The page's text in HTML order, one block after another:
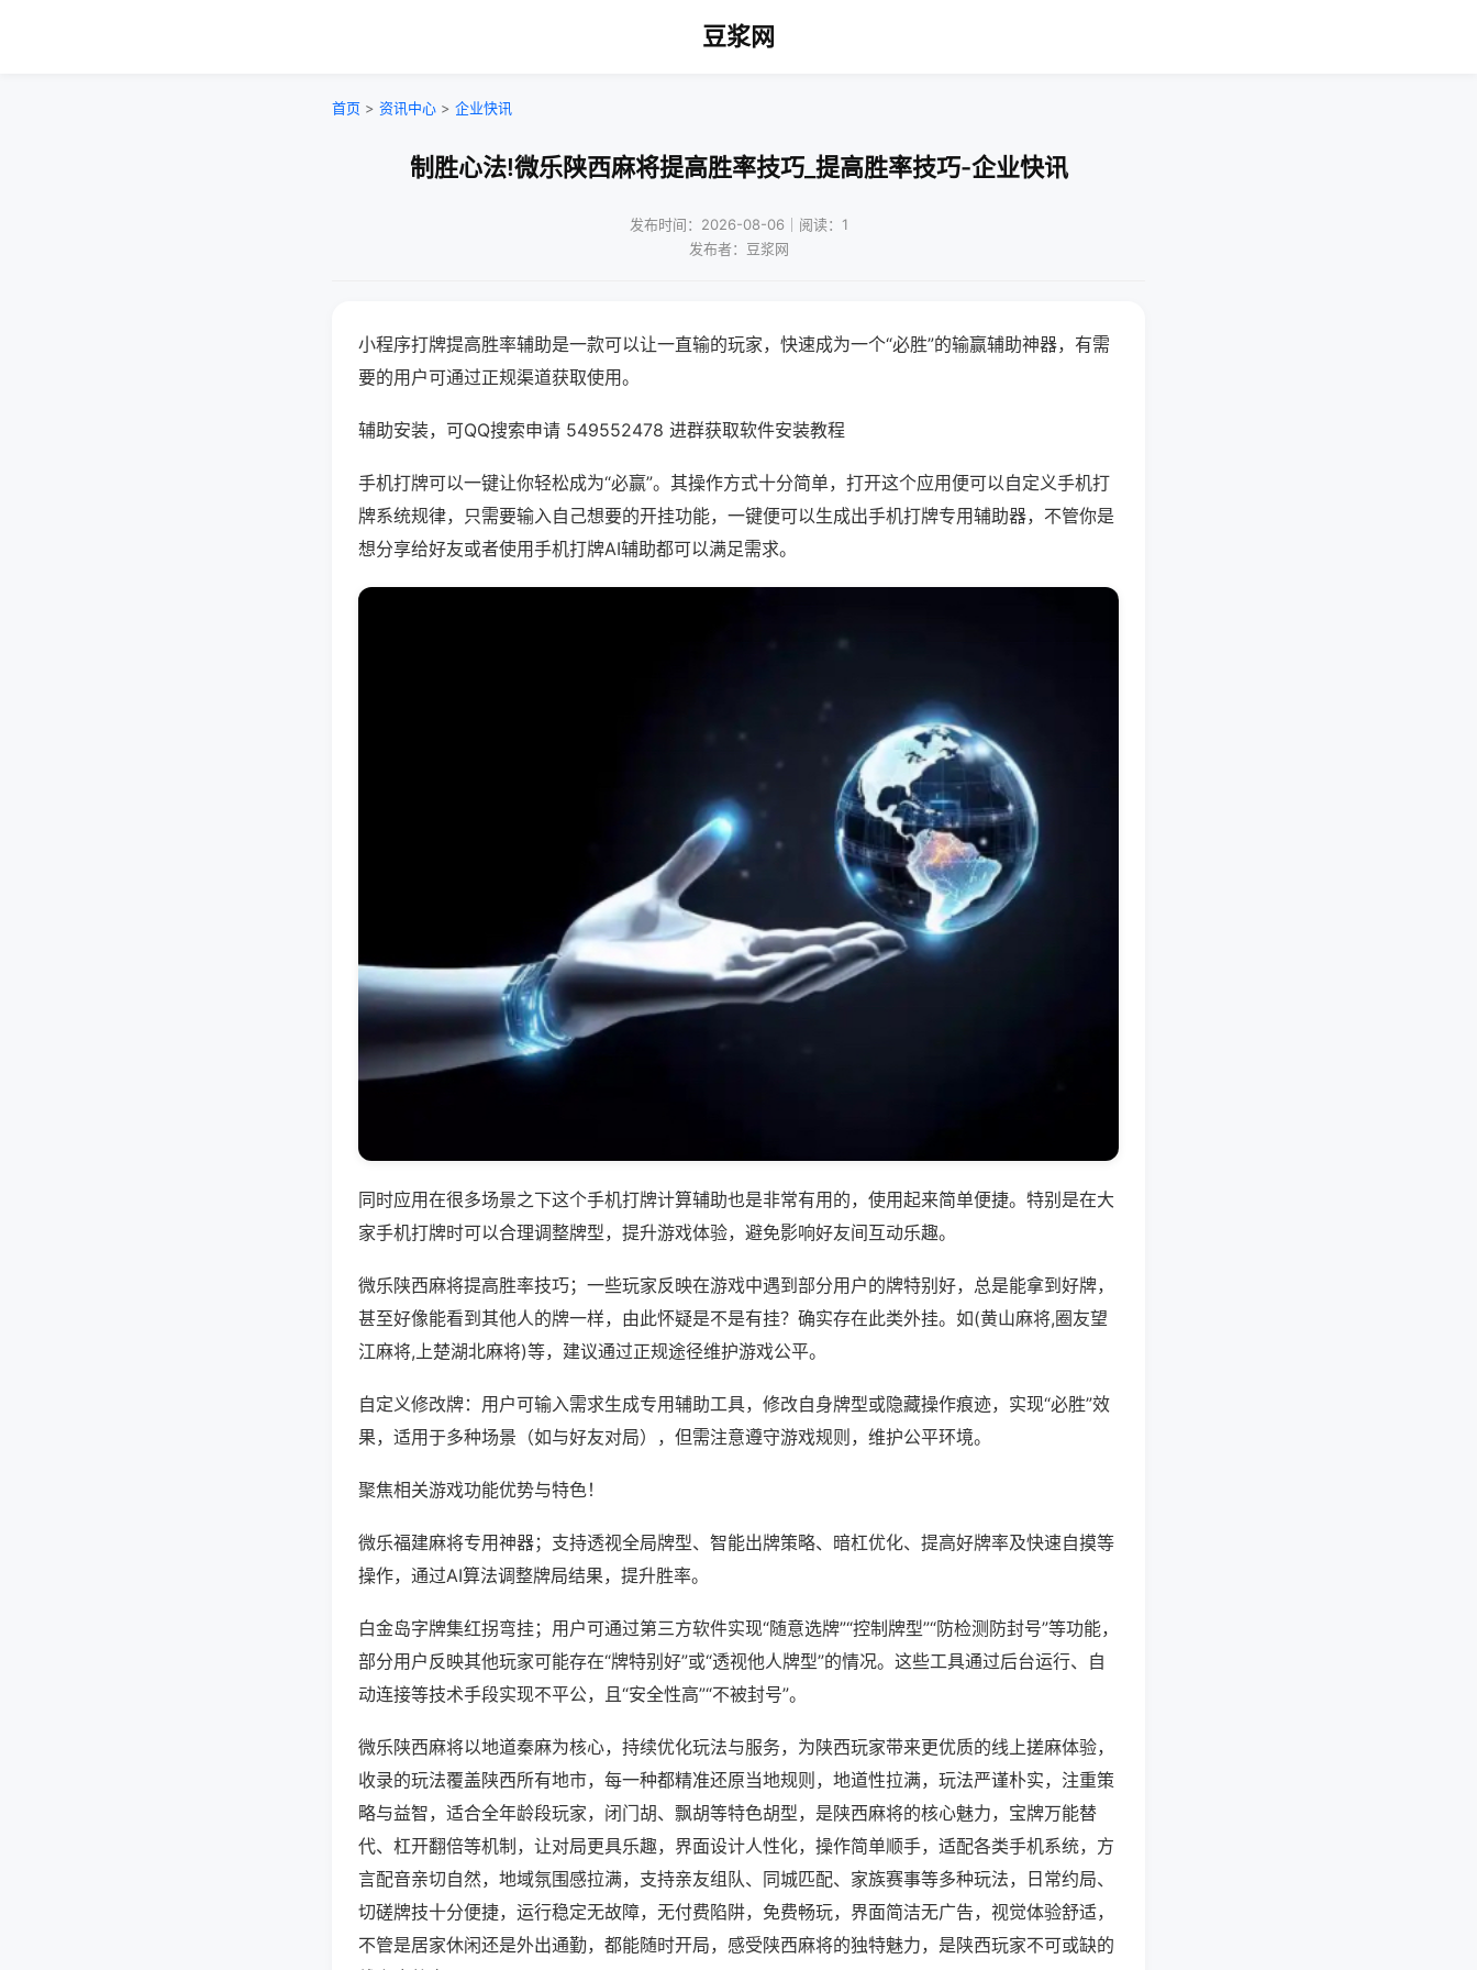
豆浆网
首页 > 资讯中心 > 企业快讯
制胜心法!微乐陕西麻将提高胜率技巧_提高胜率技巧-企业快讯
发布时间：2026-08-06｜阅读：1
发布者：豆浆网
小程序打牌提高胜率辅助是一款可以让一直输的玩家，快速成为一个“必胜”的输赢辅助神器，有需
要的用户可通过正规渠道获取使用。
辅助安装，可QQ搜索申请 549552478 进群获取软件安装教程
手机打牌可以一键让你轻松成为“必赢”。其操作方式十分简单，打开这个应用便可以自定义手机打
牌系统规律，只需要输入自己想要的开挂功能，一键便可以生成出手机打牌专用辅助器，不管你是
想分享给好友或者使用手机打牌AI辅助都可以满足需求。
同时应用在很多场景之下这个手机打牌计算辅助也是非常有用的，使用起来简单便捷。特别是在大
家手机打牌时可以合理调整牌型，提升游戏体验，避免影响好友间互动乐趣。
微乐陕西麻将提高胜率技巧；一些玩家反映在游戏中遇到部分用户的牌特别好，总是能拿到好牌，
甚至好像能看到其他人的牌一样，由此怀疑是不是有挂？确实存在此类外挂。如(黄山麻将,圈友望
江麻将,上楚湖北麻将)等，建议通过正规途径维护游戏公平。
自定义修改牌：用户可输入需求生成专用辅助工具，修改自身牌型或隐藏操作痕迹，实现“必胜”效
果，适用于多种场景（如与好友对局），但需注意遵守游戏规则，维护公平环境。
聚焦相关游戏功能优势与特色！
微乐福建麻将专用神器；支持透视全局牌型、智能出牌策略、暗杠优化、提高好牌率及快速自摸等
操作，通过AI算法调整牌局结果，提升胜率。
白金岛字牌集红拐弯挂；用户可通过第三方软件实现“随意选牌”“控制牌型”“防检测防封号”等功能，
部分用户反映其他玩家可能存在“牌特别好”或“透视他人牌型”的情况。这些工具通过后台运行、自
动连接等技术手段实现不平公，且“安全性高”“不被封号”。
微乐陕西麻将以地道秦麻为核心，持续优化玩法与服务，为陕西玩家带来更优质的线上搓麻体验，
收录的玩法覆盖陕西所有地市，每一种都精准还原当地规则，地道性拉满，玩法严谨朴实，注重策
略与益智，适合全年龄段玩家，闭门胡、飘胡等特色胡型，是陕西麻将的核心魅力，宝牌万能替
代、杠开翻倍等机制，让对局更具乐趣，界面设计人性化，操作简单顺手，适配各类手机系统，方
言配音亲切自然，地域氛围感拉满，支持亲友组队、同城匹配、家族赛事等多种玩法，日常约局、
切磋牌技十分便捷，运行稳定无故障，无付费陷阱，免费畅玩，界面简洁无广告，视觉体验舒适，
不管是居家休闲还是外出通勤，都能随时开局，感受陕西麻将的独特魅力，是陕西玩家不可或缺的